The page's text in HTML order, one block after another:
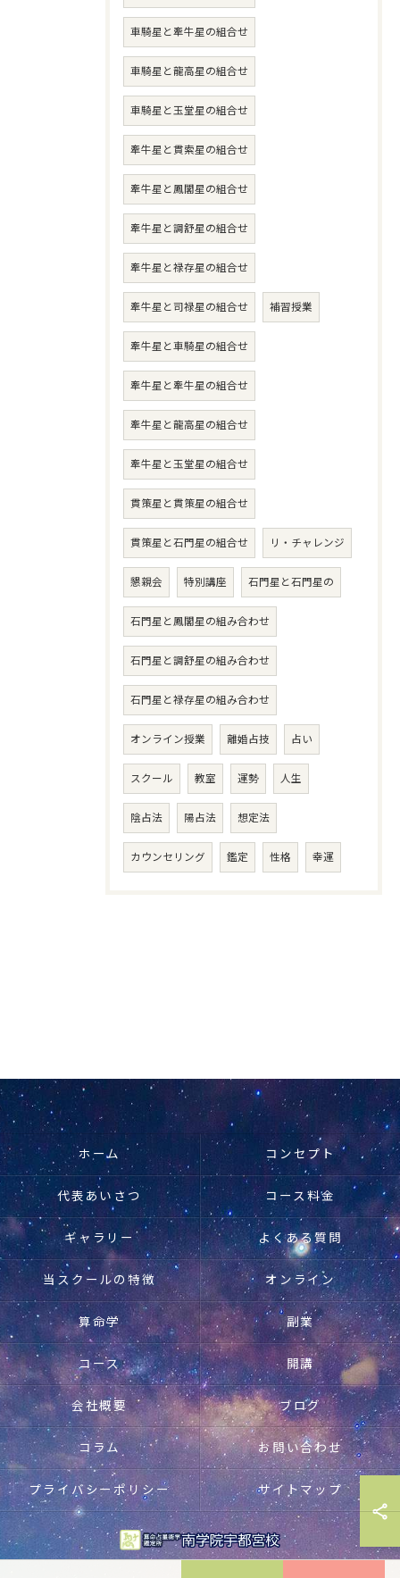
車騎星と牽牛星の組合せ
車騎星と龍高星の組合せ
車騎星と玉堂星の組合せ
牽牛星と貫索星の組合せ
牽牛星と鳳閣星の組合せ
牽牛星と調舒星の組合せ
牽牛星と禄存星の組合せ
牽牛星と司禄星の組合せ 補習授業
牽牛星と車騎星の組合せ
牽牛星と牽牛星の組合せ
牽牛星と龍高星の組合せ
牽牛星と玉堂星の組合せ
貫策星と貫策星の組合せ
貫策星と石門星の組合せ リ・チャレンジ
懇親会 特別講座 石門星と石門星の
石門星と鳳閣星の組み合わせ
石門星と調舒星の組み合わせ
石門星と禄存星の組み合わせ
オンライン授業 離婚占技 占い
スクール 教室 運勢 人生
陰占法 陽占法 想定法
カウンセリング 鑑定 性格 幸運
ホーム コンセプト
代表あいさつ コース料金
ギャラリー よくある質問
当スクールの特徴 オンライン
算命学 副業
コース 開講
会社概要 ブログ
コラム お問い合わせ
プライバシーポリシー サイトマップ